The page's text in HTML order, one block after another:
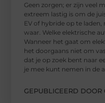
Geen zorgen; er zijn veel
extreem lastig is om de
EV of hybride op te
waar. Welke elektrische
Wanneer het gaat om
het doorgaans niet om
dat je op zoek bent naar
je mee kunt nemen in de
GEPUBLICEERD DOOR